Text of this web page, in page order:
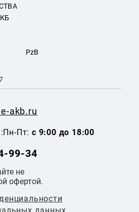
akb.ru
Пн-Пт:с 9:00 до 18:00
99-34
не
офертой.
PzB